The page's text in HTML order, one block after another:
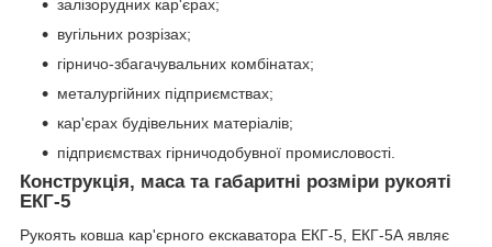
залізорудних кар'єрах;
вугільних розрізах;
гірничо-збагачувальних комбінатах;
металургійних підприємствах;
кар'єрах будівельних матеріалів;
підприємствах гірничодобувної промисловості.
Конструкція, маса та габаритні розміри рукояті
ЕКГ-5
Рукоять ковша кар'єрного екскаватора ЕКГ-5, ЕКГ-5А являє